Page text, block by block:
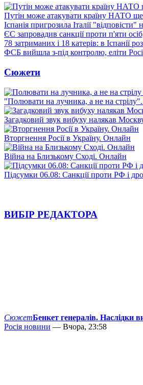
Путін може атакувати країну НАТО ще
Іспанія пригрозила Італії
ЄС запровадив санкції проти п'яти
78 затриманих і 18 катерів: в Іспанії
ФСБ вийшла з-під контролю, еліти
Сюжети
"Полювати на лучника, а не на
Загадковий звук вибуху налякав
Вторгнення Росії в Україну. Онлайн
Війна на Близькому Сході. Онлайн
Підсумки 06.08: Санкції проти РФ і
ВИБІР РЕДАКТОРА
СюжетБенкет генералів. Наслідки
Росія новини — Вчора, 23:58